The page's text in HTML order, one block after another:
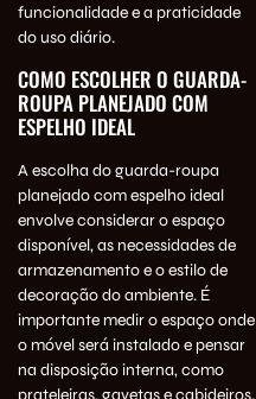
funcionalidade e a praticidade
do uso diário.
COMO ESCOLHER O GUARDA-
ROUPA PLANEJADO COM
ESPELHO IDEAL
A escolha do guarda-roupa
planejado com espelho ideal
envolve considerar o espaço
disponível, as necessidades de
armazenamento e o estilo de
decoração do ambiente. É
importante medir o espaço onde
o móvel será instalado e pensar
na disposição interna, como
prateleiras, gavetas e cabideiros.